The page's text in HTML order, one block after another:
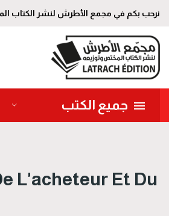
نرحب بكم في مجمع الأطرش لنشر الكتاب
جميع الكتب
L'acheteur Et Du